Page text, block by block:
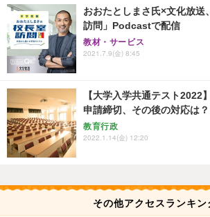
おおたとしまさ氏×文化放送
訪問」Podcastで配信
教材・サービス
2021.7.9(金) 8:45
【大学入学共通テスト2022
申請締切、その後の対応は？
教育行政
2022.1.14(金) 12:20
その他アクセスランキン